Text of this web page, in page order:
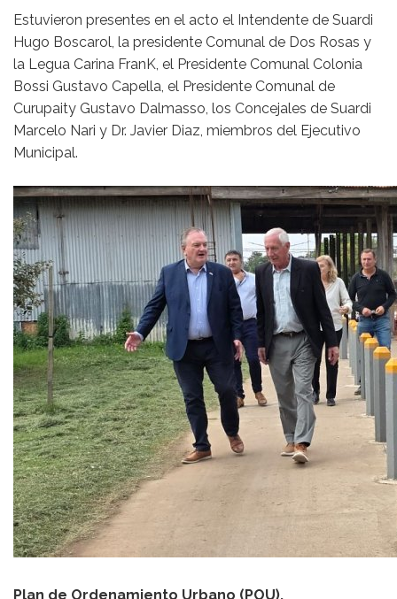
Estuvieron presentes en el acto el Intendente de Suardi
Hugo Boscarol, la presidente Comunal de Dos Rosas y
la Legua Carina FranK, el Presidente Comunal Colonia
Bossi Gustavo Capella, el Presidente Comunal de
Curupaity Gustavo Dalmasso, los Concejales de Suardi
Marcelo Nari y Dr. Javier Diaz, miembros del Ejecutivo
Municipal.
Plan de Ordenamiento Urbano (POU).